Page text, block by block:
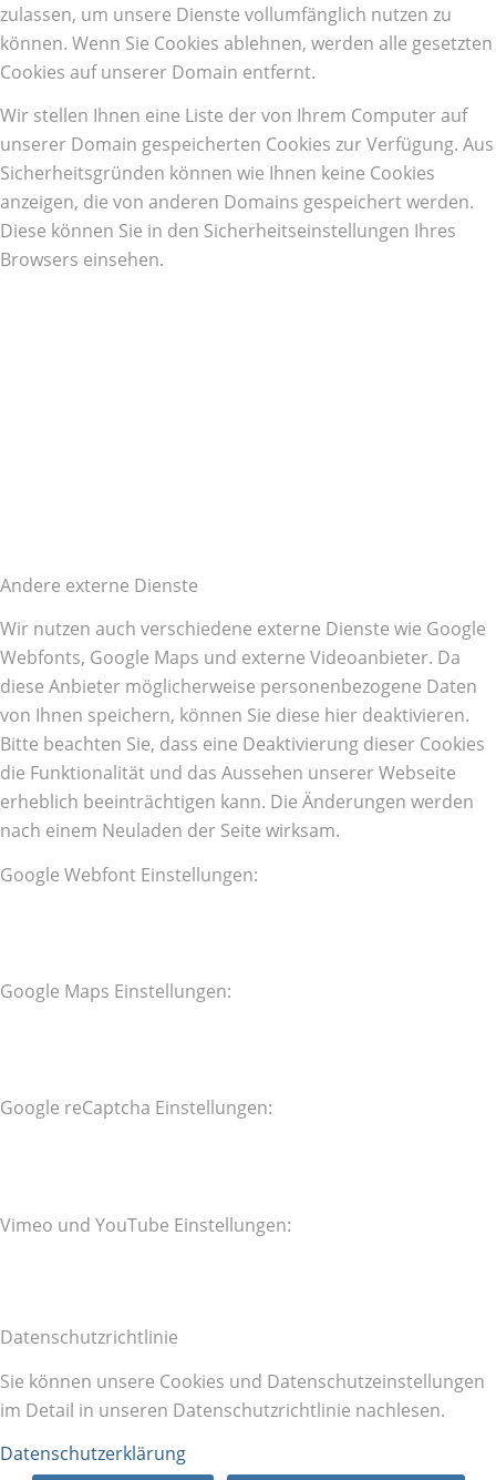
zulassen, um unsere Dienste vollumfänglich nutzen zu
können. Wenn Sie Cookies ablehnen, werden alle gesetzten
Cookies auf unserer Domain entfernt.
Wir stellen Ihnen eine Liste der von Ihrem Computer auf
unserer Domain gespeicherten Cookies zur Verfügung. Aus
Sicherheitsgründen können wie Ihnen keine Cookies
anzeigen, die von anderen Domains gespeichert werden.
Diese können Sie in den Sicherheitseinstellungen Ihres
Browsers einsehen.
Andere externe Dienste
Wir nutzen auch verschiedene externe Dienste wie Google
Webfonts, Google Maps und externe Videoanbieter. Da
diese Anbieter möglicherweise personenbezogene Daten
von Ihnen speichern, können Sie diese hier deaktivieren.
Bitte beachten Sie, dass eine Deaktivierung dieser Cookies
die Funktionalität und das Aussehen unserer Webseite
erheblich beeinträchtigen kann. Die Änderungen werden
nach einem Neuladen der Seite wirksam.
Google Webfont Einstellungen:
Google Maps Einstellungen:
Google reCaptcha Einstellungen:
Vimeo und YouTube Einstellungen:
Datenschutzrichtlinie
Sie können unsere Cookies und Datenschutzeinstellungen
im Detail in unseren Datenschutzrichtlinie nachlesen.
Datenschutzerklärung